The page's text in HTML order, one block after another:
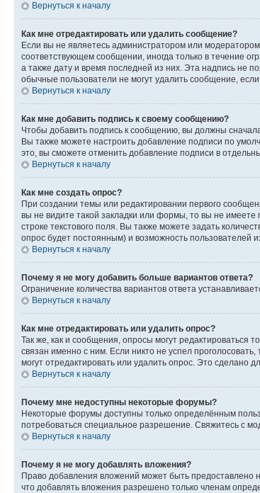
Вернуться к началу
Как мне отредактировать или удалить сообщение?
Если вы не являетесь администратором или
соответствующем сообщении, иногда только в течение
а также дату и время последней из них. Эта надпись не
обычные пользователи не могут удалить сообщение, если
Вернуться к началу
Как мне добавить подпись к своему сообщению?
Чтобы добавить подпись к сообщению, вы должны
Вы также можете настроить добавление подписи по
это, вы сможете отменить добавление подписи в
Вернуться к началу
Как мне создать опрос?
При создании темы или редактировании первого
вы не видите такой закладки или формы, то вы не имеете
строке текстового поля. Вы также можете задать
опрос будет постоянным) и возможность пользователей
Вернуться к началу
Почему я не могу добавить больше вариантов ответа?
Ограничение количества вариантов ответа
Вернуться к началу
Как мне отредактировать или удалить опрос?
Так же, как и сообщения, опросы могут редактироваться
связан именно с ним. Если никто не успел
могут отредактировать или удалить опрос. Это сделано
Вернуться к началу
Почему мне недоступны некоторые форумы?
Некоторые форумы доступны только определённым
потребоваться специальное разрешение. Свяжитесь с
Вернуться к началу
Почему я не могу добавлять вложения?
Право добавления вложений может быть
что добавлять вложения разрешено только членам